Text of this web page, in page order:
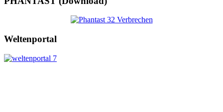
Weltenportal